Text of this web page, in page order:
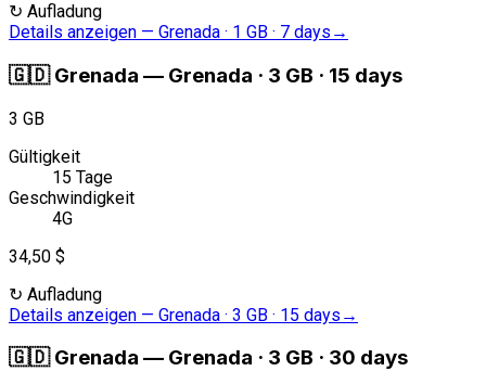
↻ Aufladung
Details anzeigen — Grenada · 1 GB · 7 days →
🇬🇩 Grenada — Grenada · 3 GB · 15 days
3 GB
Gültigkeit
15 Tage
Geschwindigkeit
4G
34,50 $
↻ Aufladung
Details anzeigen — Grenada · 3 GB · 15 days →
🇬🇩 Grenada — Grenada · 3 GB · 30 days